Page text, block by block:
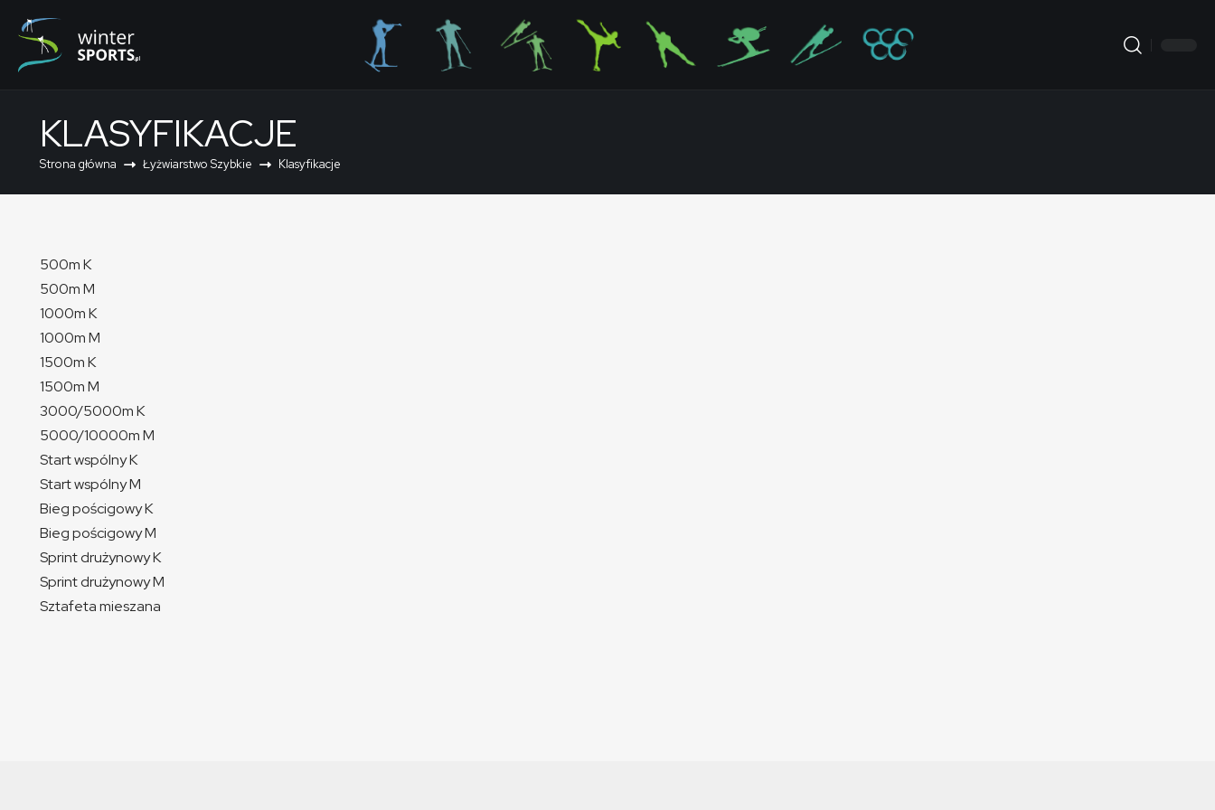
KLASYFIKACJE
Strona główna Łyżwiarstwo Szybkie Klasyfikacje
500m K
500m M
1000m K
1000m M
1500m K
1500m M
3000/5000m K
5000/10000m M
Start wspólny K
Start wspólny M
Bieg pościgowy K
Bieg pościgowy M
Sprint drużynowy K
Sprint drużynowy M
Sztafeta mieszana